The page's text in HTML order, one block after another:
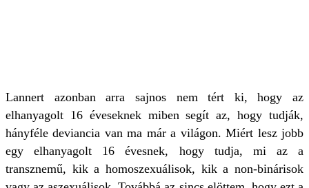
Lannert azonban arra sajnos nem tért ki, hogy az
elhanyagolt 16 éveseknek miben segít az, hogy tudják,
hányféle deviancia van ma már a világon. Miért lesz jobb
egy elhanyagolt 16 évesnek, hogy tudja, mi az a
transznemű, kik a homoszexuálisok, kik a non-binárisok